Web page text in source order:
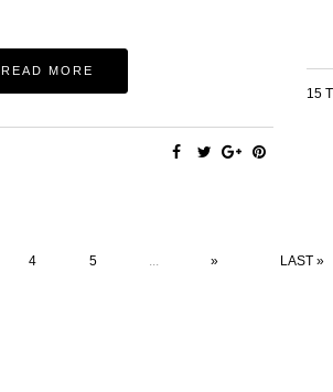
READ MORE
15
4 5 ... » LAST »